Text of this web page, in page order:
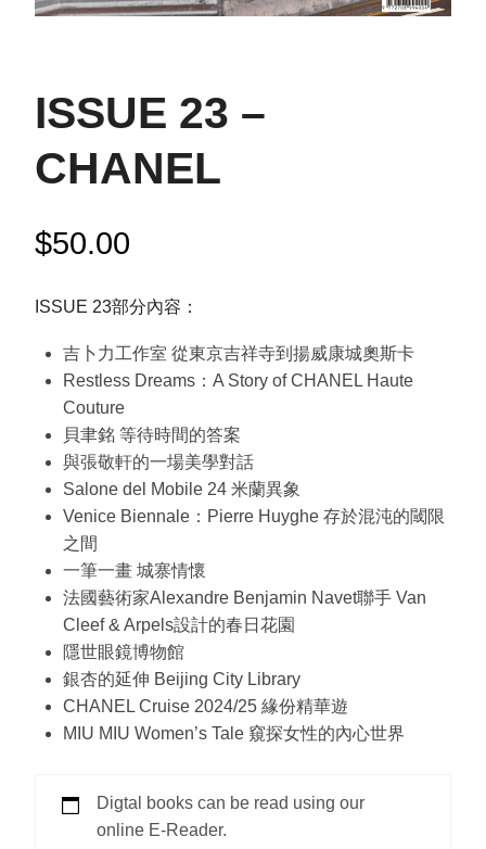
ISSUE 23 –
CHANEL
$50.00
ISSUE 23部分內容：
吉卜力工作室 從東京吉祥寺到揚威康城奧斯卡
Restless Dreams：A Story of CHANEL Haute
Couture
貝聿銘 等待時間的答案
與張敬軒的一場美學對話
Salone del Mobile 24 米蘭異象
Venice Biennale：Pierre Huyghe 存於混沌的閾限
之間
一筆一畫 城寨情懷
法國藝術家Alexandre Benjamin Navet聯手 Van
Cleef & Arpels設計的春日花園
隱世眼鏡博物館
銀杏的延伸 Beijing City Library
CHANEL Cruise 2024/25 緣份精華遊
MIU MIU Women’s Tale 窺探女性的內心世界
Digtal books can be read using our
online E-Reader.